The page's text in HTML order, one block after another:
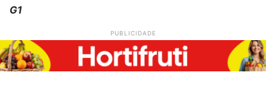
G1
PUBLICIDADE